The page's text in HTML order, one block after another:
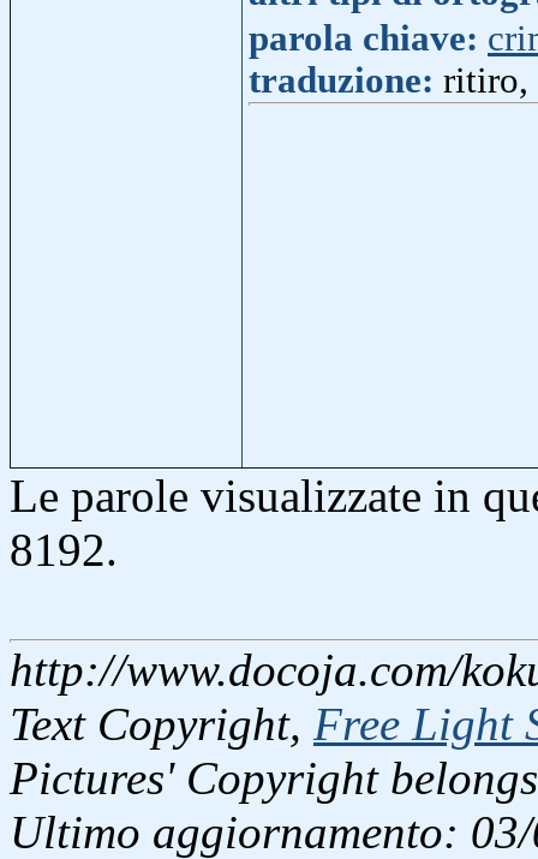
parola chiave:
traduzione: ritiro,
Le parole visualizzate in
8192.
http://www.docoja.com/
Text Copyright, Free Light
Pictures' Copyright
Ultimo aggiornamento: